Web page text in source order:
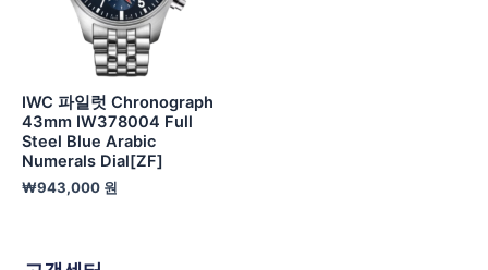
IWC 파일럿 Chronograph
43mm IW378004 Full
Steel Blue Arabic
Numerals Dial[ZF]
₩943,000 원